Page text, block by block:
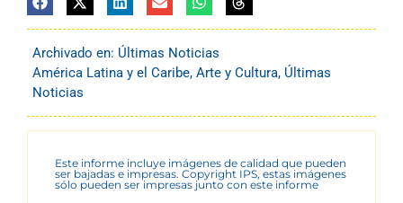
Archivado en: Últimas Noticias
América Latina y el Caribe, Arte y Cultura, Últimas
Noticias
Este informe incluye imágenes de calidad que pueden
ser bajadas e impresas. Copyright IPS, estas imágenes
sólo pueden ser impresas junto con este informe